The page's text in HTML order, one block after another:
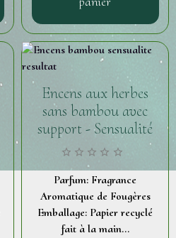
Encens aux herbes
sans bambou avec
support - Sensualité
Parfum: Fragrance
Aromatique de Fougères
Emballage: Papier recyclé
fait à la main...